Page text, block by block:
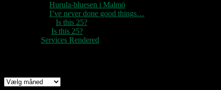
Hurula-bluesen i Malmö
I’ve never done good things…
Is this 25?
Is this 25?
Services Rendered
Arkiv